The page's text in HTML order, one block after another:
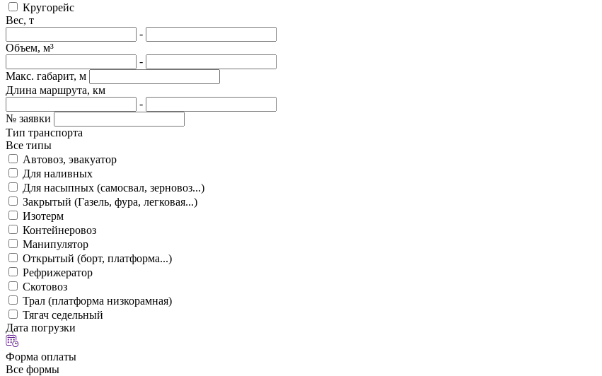
Кругорейс
Вес, т
-
Объем, м³
-
Макс. габарит, м
Длина маршрута, км
-
№ заявки
Тип транспорта
Все типы
Автовоз, эвакуатор
Для наливных
Для насыпных (самосвал, зерновоз...)
Закрытый (Газель, фура, легковая...)
Изотерм
Контейнеровоз
Манипулятор
Открытый (борт, платформа...)
Рефрижератор
Скотовоз
Трал (платформа низкорамная)
Тягач седельный
Дата погрузки
Форма оплаты
Все формы